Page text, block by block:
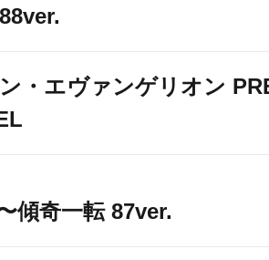
・エヴァンゲリオン
傾奇一転 87ver.